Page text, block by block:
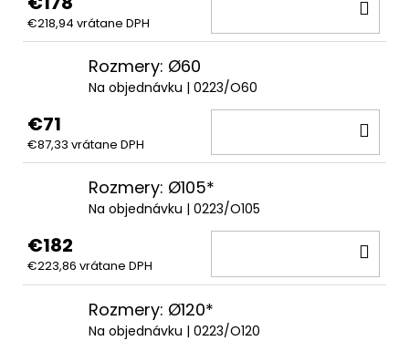
€218,94 vrátane DPH
Rozmery: Ø60
Na objednávku | 0223/O60
€71
€87,33 vrátane DPH
Rozmery: Ø105*
Na objednávku | 0223/O105
€182
€223,86 vrátane DPH
Rozmery: Ø120*
Na objednávku | 0223/O120